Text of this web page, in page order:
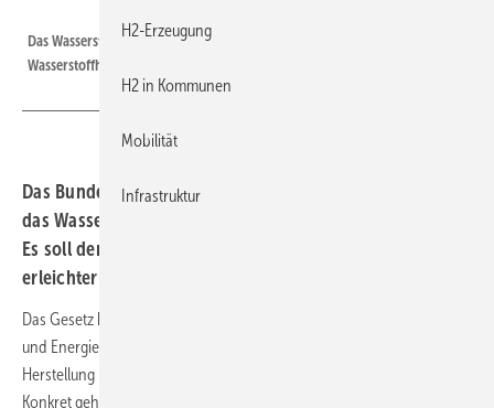
Das Wasserstoff-Beschleunigungsgesetz soll ein weiteres Puzzlestück im
Wasserstoffhochlauf werden.
Das Bundeskabinett hat am 1. Oktober einen Entwurf für
das Wasserstoff-Beschleunigungsgesetz veröffentlicht.
Es soll den Aufbau der Wasserstoff-Infrastruktur
erleichtern und beschleunigen.
Das Gesetz bezieht sich laut dem Bundesministerium für Wirtschaft
und Energie (BMWi) auf die gesamte Wasserstoff-Lieferkette, von der
Herstellung über den Import und die Speicherung bis zum Transport.
Konkret geht es unter anderem um Elektrolyseure an Land und auf
H2-Erzeugung
H2 in Kommunen
Mobilität
Infrastruktur